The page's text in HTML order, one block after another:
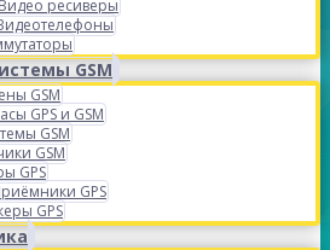
Видео ресиверы
GSM
GSM
GPS и GSM
GSM
GSM
GPS
GPS
GPS